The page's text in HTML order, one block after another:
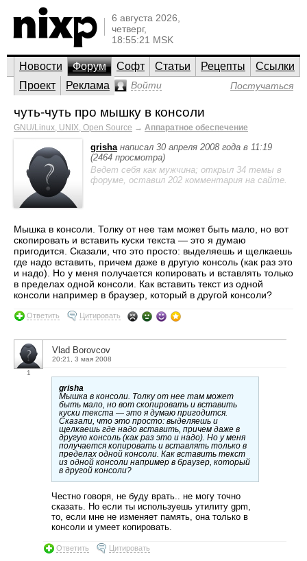
6 августа 2026,
четверг,
18:55:21 MSK
Новости Форум Софт Статьи Рецепты
Ссылки
Проект
Реклама Войти Постучаться
чуть-чуть про мышку в консоли
GNU/Linux, UNIX, Open Source → Аппаратное обеспечение
grisha написал 30 апреля 2008 года в 11:19
(2464 просмотра)
Ведет себя как мужчина; открыл 34 темы в
форуме, оставил 202 комментария на сайте.
Мышка в консоли. Толку от нее там может быть мало, но вот
скопировать и вставить куски текста — это я думаю
пригодится. Сказали, что это просто: выделяешь и щелкаешь
где надо вставить, причем даже в другую консоль (как раз это
и надо). Но у меня получается копировать и вставлять только
в пределах одной консоли. Как вставить текст из одной
консоли например в браузер, который в другой консоли?
Ответить Цитировать
1
Vlad Borovcov
20:21, 3 мая 2008
grisha
Мышка в консоли. Толку от нее там может
быть мало, но вот скопировать и вставить
куски текста — это я думаю пригодится.
Сказали, что это просто: выделяешь и
щелкаешь где надо вставить, причем даже в
другую консоль (как раз это и надо). Но у меня
получается копировать и вставлять только в
пределах одной консоли. Как вставить текст
из одной консоли например в браузер, который
в другой консоли?
Честно говоря, не буду врать.. не могу точно
сказать. Но если ты используешь утилиту gpm,
то, если мне не изменяет память, она только в
консоли и умеет копировать.
Ответить Цитировать